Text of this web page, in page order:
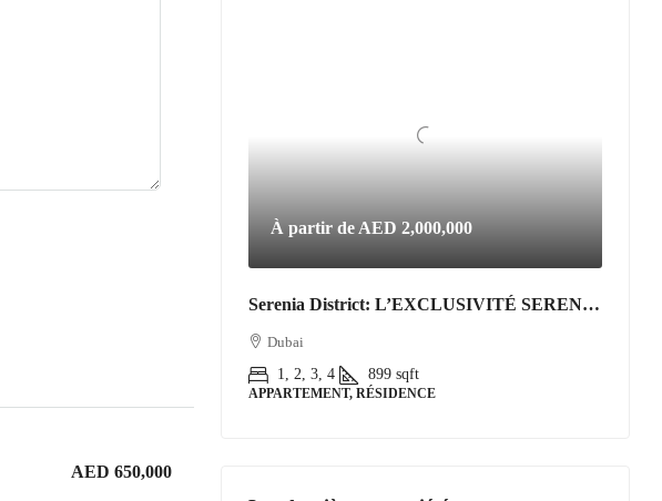
AED 650,000
À partir de AED 2,000,000
Serenia District: L’EXCLUSIVITÉ SERENIA DISTRICT | L’Art de Vivre Resort au Cœur de Jumeirah Islands
Dubai
1, 2, 3, 4
899 sqft
APPARTEMENT, RÉSIDENCE